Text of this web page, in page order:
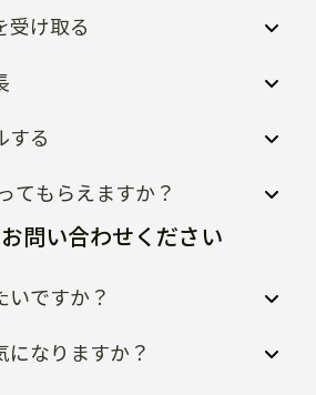
受け取る
する
てもらえますか？
問い合わせください
いですか？
になりますか？